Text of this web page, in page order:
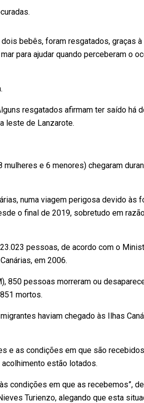
bebês, foram resgatados, graças à
para ajudar quando perceberam o
resgatados afirmam ter saído há
leste de Lanzarote.
e 6 menores) chegaram
numa viagem perigosa devido às
o final de 2019, sobretudo em
pessoas, de acordo com o
em 2006.
850 pessoas morreram ou
mortos.
haviam chegado às Ilhas
e as condições em que são
estão lotados.
condições em que as recebemos”,
Turienzo, alegando que esta